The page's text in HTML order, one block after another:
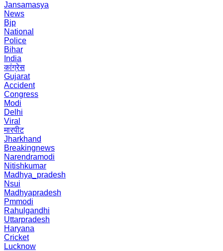
Jansamasya
News
Bjp
National
Police
Bihar
India
कांग्रेस
Gujarat
Accident
Congress
Modi
Delhi
Viral
मारपीट
Jharkhand
Breakingnews
Narendramodi
Nitishkumar
Madhya_pradesh
Nsui
Madhyapradesh
Pmmodi
Rahulgandhi
Uttarpradesh
Haryana
Cricket
Lucknow